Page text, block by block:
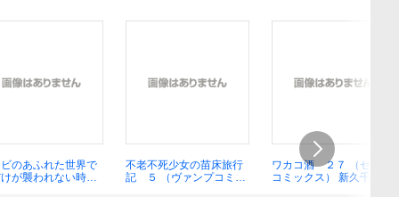
のあふれた世界で
が襲われない時子
不老不死少女の苗床旅行
記 ５ （ヴァンプコミッ
ワカコ酒 ２７ （ゼノン
コミックス） 新久千映